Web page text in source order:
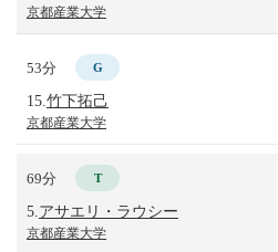
京都産業大学
53分 G
15. 竹下拓己
京都産業大学
69分 T
5. アサエリ・ラウシー
京都産業大学